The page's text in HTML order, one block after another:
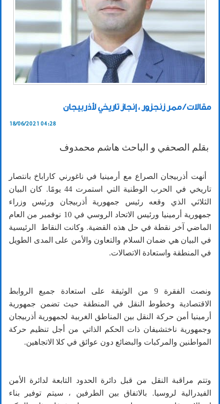
مقالات / ممر زنجزور ، إنجاز تاريخي لأذربيجان
18/06/2021 04:28
بقلم الصحفي و الباحث هاشم محمدوف
أنهت أذربيجان الصراع مع أرمينيا في ناغورني كاراباخ بانتصار
تاريخي في الحرب الوطنية التي استمرت 44 يومًا. كان البيان
الثلاثي الذي وقعه رئيس جمهورية أذربيجان ورئيس وزراء
جمهورية أرمينيا ورئيس الاتحاد الروسي في 10 نوفمبر من العام
الماضي آخر نقطة في حل هذه القضية. وكانت النقاط الرئيسية
في البيان هي ضمان السلام والتعاون والأمن على المدى الطويل
في المنطقة واستعادة الاتصالات.
ونصت الفقرة 9 من الوثيقة على استعادة جميع الروابط
الاقتصادية وخطوط النقل في المنطقة حيث تضمن جمهورية
أرمينيا أمن حركة النقل بين المناطق الغربية لجمهورية أذربيجان
وجمهورية ناختشيفان ذات الحكم الذاتي من أجل تنظيم حركة
المواطنين والمركبات والبضائع دون عوائق في كلا الاتجاهين.
وتتم مراقبة النقل من قبل دائرة الحدود التابعة لدائرة الأمن
الفيدرالية لروسيا. بالاتفاق بين الطرفين ، سيتم توفير بناء